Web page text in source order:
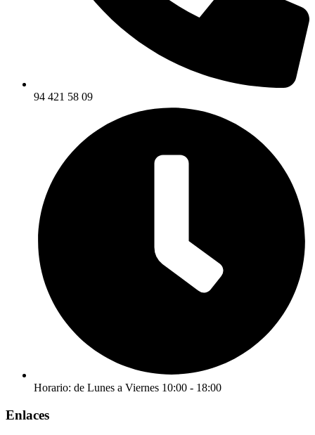
94 421 58 09
Horario: de Lunes a Viernes 10:00 - 18:00
Enlaces